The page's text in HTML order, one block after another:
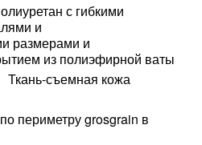
с гибкими
и
размерами и
из полиэфирной ваты
Ткань-съемная кожа
периметру grosgrain в